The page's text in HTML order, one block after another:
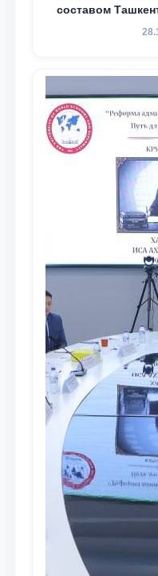
составом
доведения до
сообщества
исследований в